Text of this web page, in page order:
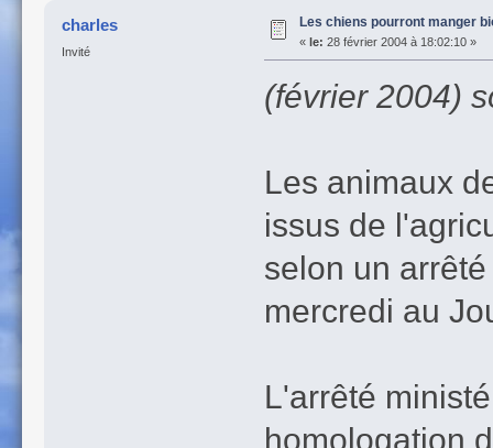
charles
Invité
Les chiens pourront manger
« le: 28 février 2004 à 18:02:10 »
(février 2004)
Les animaux
issus de
selon un
mercredi au
L'arrêté
homologation